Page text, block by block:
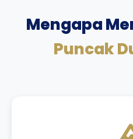
Mengapa
Puncak